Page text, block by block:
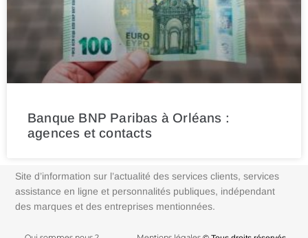
Banque BNP Paribas à Orléans :
agences et contacts
Site d’information sur l’actualité des services clients, services
assistance en ligne et personnalités publiques, indépendant
des marques et des entreprises mentionnées.